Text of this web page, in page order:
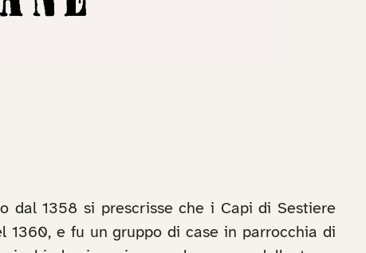
dal 1358 si prescrisse che i Capi di Sestiere
1360, e fu un gruppo di case in parrocchia di